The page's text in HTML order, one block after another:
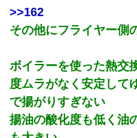
>>162
その他にフライヤー側
ボイラーを使った熱交
度ムラがなく安定して
で揚がりすぎない
揚油の酸化度も低く油